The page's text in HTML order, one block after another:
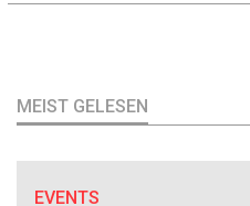
MEIST GELESEN
EVENTS